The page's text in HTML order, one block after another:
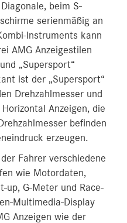
beim S-
serienmäßig an
Instruments kann
AMG Anzeigestilen
„Supersport“
ist der „Supersport“
Drehzahlmesser und
Anzeigen, die
befinden
erzeugen.
Fahrer verschiedene
wie Motordaten,
up, G-Meter und Race-
Multimedia-Display
Anzeigen wie der